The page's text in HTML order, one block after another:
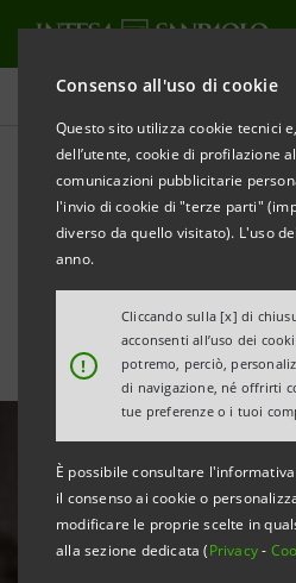
Consenso all'uso di cookie
Questo sito utilizza cookie tecnici
dell’utente, cookie di profilazione
comunicazioni pubblicitarie
l'invio di cookie di "terze parti"
diverso da quello visitato). L'uso
anno.
!
Cliccando sulla [x] di
acconsenti all’uso dei
potremo, perciò,
di navigazione, né offrirti
tue preferenze o i tuoi
È possibile consultare
il consenso ai cookie o
modificare le proprie scelte in
alla sezione dedicata (Privacy-
Tutte le news
Accordo Intesa
CNA: nuove
welfare per le